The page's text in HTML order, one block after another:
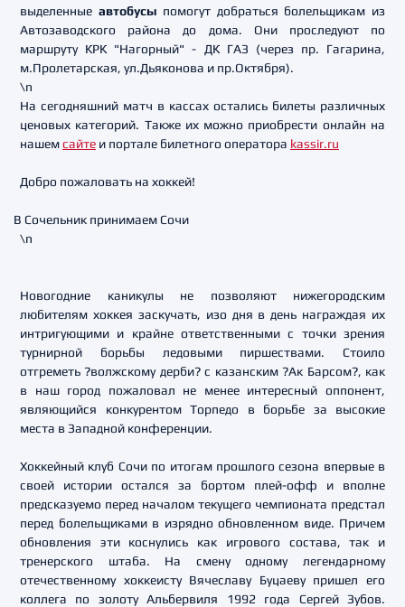
выделенные автобусы помогут добраться болельщикам из
Автозаводского района до дома. Они проследуют по
маршруту КРК "Нагорный" - ДК ГАЗ (через пр. Гагарина,
м.Пролетарская, ул.Дьяконова и пр.Октября).
\n
На сегодняшний матч в кассах остались билеты различных
ценовых категорий. Также их можно приобрести онлайн на
нашемсайте и портале билетного оператора kassir.ru
Добро пожаловать на хоккей!
В Сочельник принимаем Сочи
\n
Новогодние каникулы не позволяют нижегородским
любителям хоккея заскучать, изо дня в день награждая их
интригующими и крайне ответственными с точки зрения
турнирной борьбы ледовыми пиршествами. Стоило
отгреметь ?волжскому дерби? с казанским ?Ак Барсом?, как
в наш город пожаловал не менее интересный оппонент,
являющийся конкурентом Торпедо в борьбе за высокие
места в Западной конференции.
Хоккейный клуб Сочи по итогам прошлого сезона впервые в
своей истории остался за бортом плей-офф и вполне
предсказуемо перед началом текущего чемпионата предстал
перед болельщиками в изрядно обновленном виде. Причем
обновления эти коснулись как игрового состава, так и
тренерского штаба. На смену одному легендарному
отечественному хоккеисту Вячеславу Буцаеву пришел его
коллега по золоту Альбервиля 1992 года Сергей Зубов.